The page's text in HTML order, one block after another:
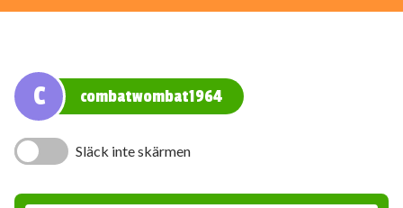
C combatwombat1964
Släck inte skärmen